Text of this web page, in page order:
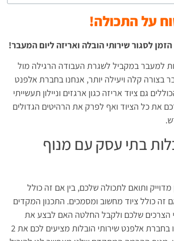
על התכולה!
לסגור שירותי הובלה ואריזה ליום המעבר!
למעבר במקביל לשגרת העבודה הרגילה מול
קלה ויעילה יותר, אנחנו בחברת אלפנט
גם ציוד אריזה כגון ארגזים וניילון תעשייתי
את כל הציוד ואף לפרק את הרהיטים הגדולים
בתי עסק עם מנוף
ותואם לתכולה שלכם, בין אם זה כולל
זה כולל ציוד מחשוב ומסמכים. התכנון המקדים
הצרכים שלכם ולקבל החלטה האם לבצע את
המעבר עם מנוף הרמה או ללא מנוף. אנחנו בחברת אלפנט שירותי הובלות מציעים לכם את 2